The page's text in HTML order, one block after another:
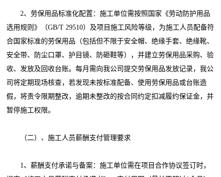
2、劳保用品标准化配置：施工单位需按照国家《劳动防护用品
选用规则》（GB/T 29510）及项目施工风险等级，为施工人员配备符
合国家标准的劳保用品（包括但不限于安全帽、绝缘手套、绝缘靴、
安全带、防尘口罩、护目镜、防砸鞋等），并建立劳保用品采购、验
收、发放及回收台账。每月需向我公司提交劳保用品发放记录，我公
司将定期现场核查，若发现未按标准配备、使用劳保用品或台账造
假，将责令限期整改，逾期未整改的按合同约定扣减履约保证金，并
暂停施工权限。
（二）、施工人员薪酬支付管理要求
1、薪酬支付承诺与备案：施工单位需在项目合作协议签订时，